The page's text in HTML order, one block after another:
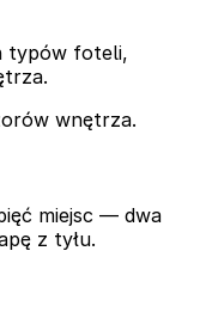
typów foteli,
wnętrza.
miejsc — dwa
z tyłu.